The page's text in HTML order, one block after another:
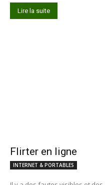
Lire la suite
Flirter en ligne
INTERNET & PORTABLES